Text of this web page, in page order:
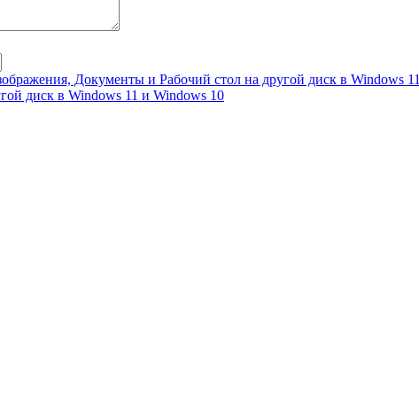
Документы и Рабочий стол на другой диск в Windows 11
диск в Windows 11 и Windows 10